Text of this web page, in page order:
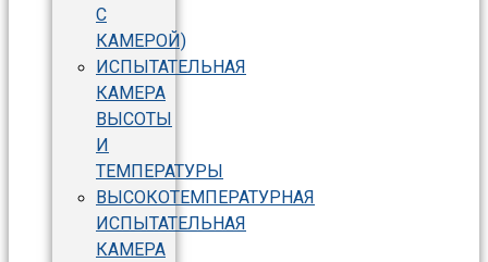
С
КАМЕРОЙ)
ИСПЫТАТЕЛЬНАЯ
КАМЕРА
ВЫСОТЫ
И
ТЕМПЕРАТУРЫ
ВЫСОКОТЕМПЕРАТУРНАЯ
ИСПЫТАТЕЛЬНАЯ
КАМЕРА